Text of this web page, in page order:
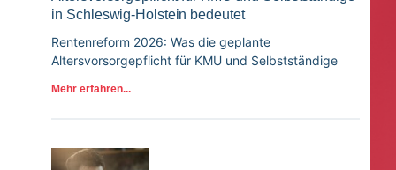
in Schleswig-Holstein bedeutet
Rentenreform 2026: Was die geplante
Altersvorsorgepflicht für KMU und Selbstständige
Mehr erfahren...